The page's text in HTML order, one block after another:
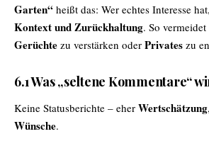
Garten“ heißt das: Wer echtes Interesse
Kontext und Zurückhaltung. So
Gerüchte zu verstärken oder Privates zu
6.1 Was „seltene Kommentare“
Keine Statusberichte – eher Wertschätzung,
Wünsche.